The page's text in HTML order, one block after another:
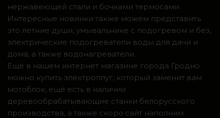
нержавеющей стали и бочками термосами.
Интересные новинки также можем представить
это летние души, умывальнике с подогревом и без,
электрические подогреватели воды для дачи и
дома, а также водонагреватели.
Ещё в нашем интернет магазине города Гродно
можно купить электроплуг, который заменит вам
мотоблок, ещё есть в наличии
деревообрабатывающие станки белорусского
производства, а также скоро сайт наполним